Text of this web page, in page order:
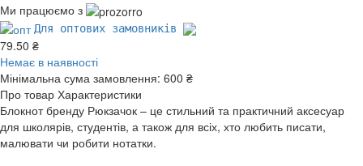
Ми працюємо з
Для оптових замовників
79.50 ₴
Немає в наявності
Мінімальна сума замовлення: 600 ₴
Про товар Характеристики
Блокнот бренду Рюкзачок – це стильний та практичний аксесуар
для школярів, студентів, а також для всіх, хто любить писати,
малювати чи робити нотатки.